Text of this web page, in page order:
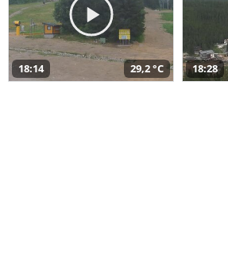
18:14 29,2 °C 18:28